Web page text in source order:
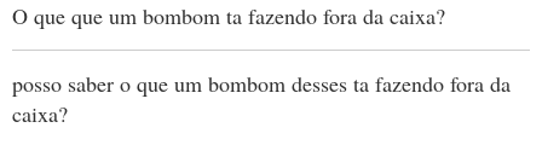
O que que um bombom ta fazendo fora da caixa?
posso saber o que um bombom desses ta fazendo fora da
caixa?